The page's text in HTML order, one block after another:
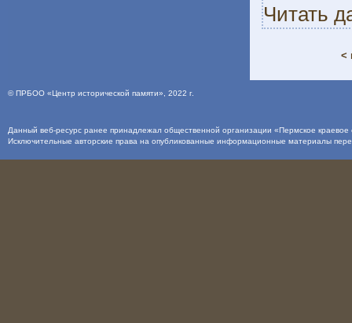
Читать
<
©ПРБОО «Центр исторической памяти» , 2022 г.
Данный веб-ресурс ранее принадлежал общественной организации «Пермское
Исключительные авторские права на опубликованные информационные материалы